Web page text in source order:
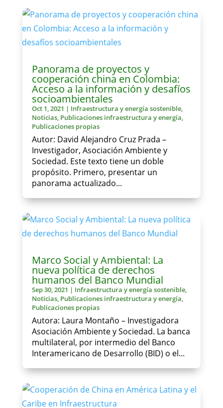
Panorama de proyectos y
cooperación china en Colombia:
Acceso a la información y desafíos
socioambientales
Oct 1, 2021 | Infraestructura y energía sostenible,
Noticias, Publicaciones infraestructura y energía,
Publicaciones propias
Autor: David Alejandro Cruz Prada –
Investigador, Asociación Ambiente y
Sociedad. Este texto tiene un doble
propósito. Primero, presentar un
panorama actualizado...
Marco Social y Ambiental: La
nueva política de derechos
humanos del Banco Mundial
Sep 30, 2021 | Infraestructura y energía sostenible,
Noticias, Publicaciones infraestructura y energía,
Publicaciones propias
Autora: Laura Montaño – Investigadora
Asociación Ambiente y Sociedad. La banca
multilateral, por intermedio del Banco
Interamericano de Desarrollo (BID) o el...